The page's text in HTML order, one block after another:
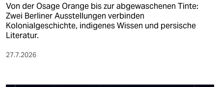
Von der Osage Orange bis zur abgewaschenen Tinte:
Zwei Berliner Ausstellungen verbinden
Kolonialgeschichte, indigenes Wissen und persische
Literatur.
27.7.2026